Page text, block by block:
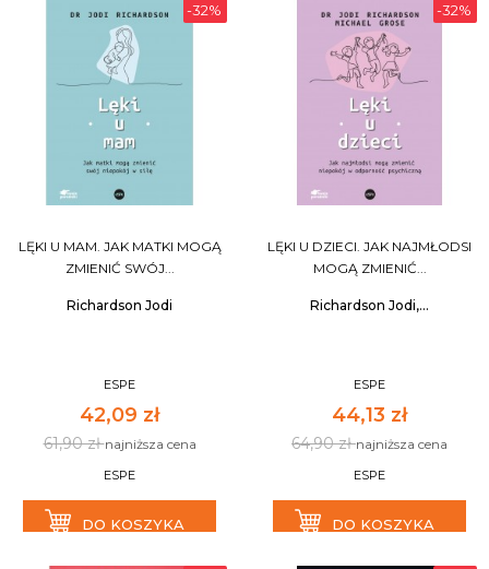
-32%
LĘKI U MAM. JAK MATKI MOGĄ
ZMIENIĆ SWÓJ...
Richardson Jodi
ESPE
42,09 zł
61,90 złnajniższa cena
ESPE
DO KOSZYKA
-32%
LĘKI U DZIECI. JAK NAJMŁODSI
MOGĄ ZMIENIĆ...
Richardson Jodi,...
ESPE
44,13 zł
64,90 złnajniższa cena
ESPE
DO KOSZYKA